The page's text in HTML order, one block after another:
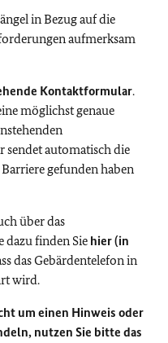
in Bezug auf die
aufmerksam
Kontaktformular.
möglichst genaue
automatisch die
Barriere gefunden haben
über das
dazu finden Sie hier (in
das Gebärdentelefon in
wird.
um einen Hinweis oder
nutzen Sie bitte das